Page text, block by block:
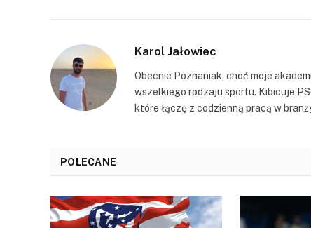
Karol Jałowiec
Obecnie Poznaniak, choć moje
wszelkiego rodzaju sportu. Kibicuje
które łączę z codzienną pracą w
POLECANE